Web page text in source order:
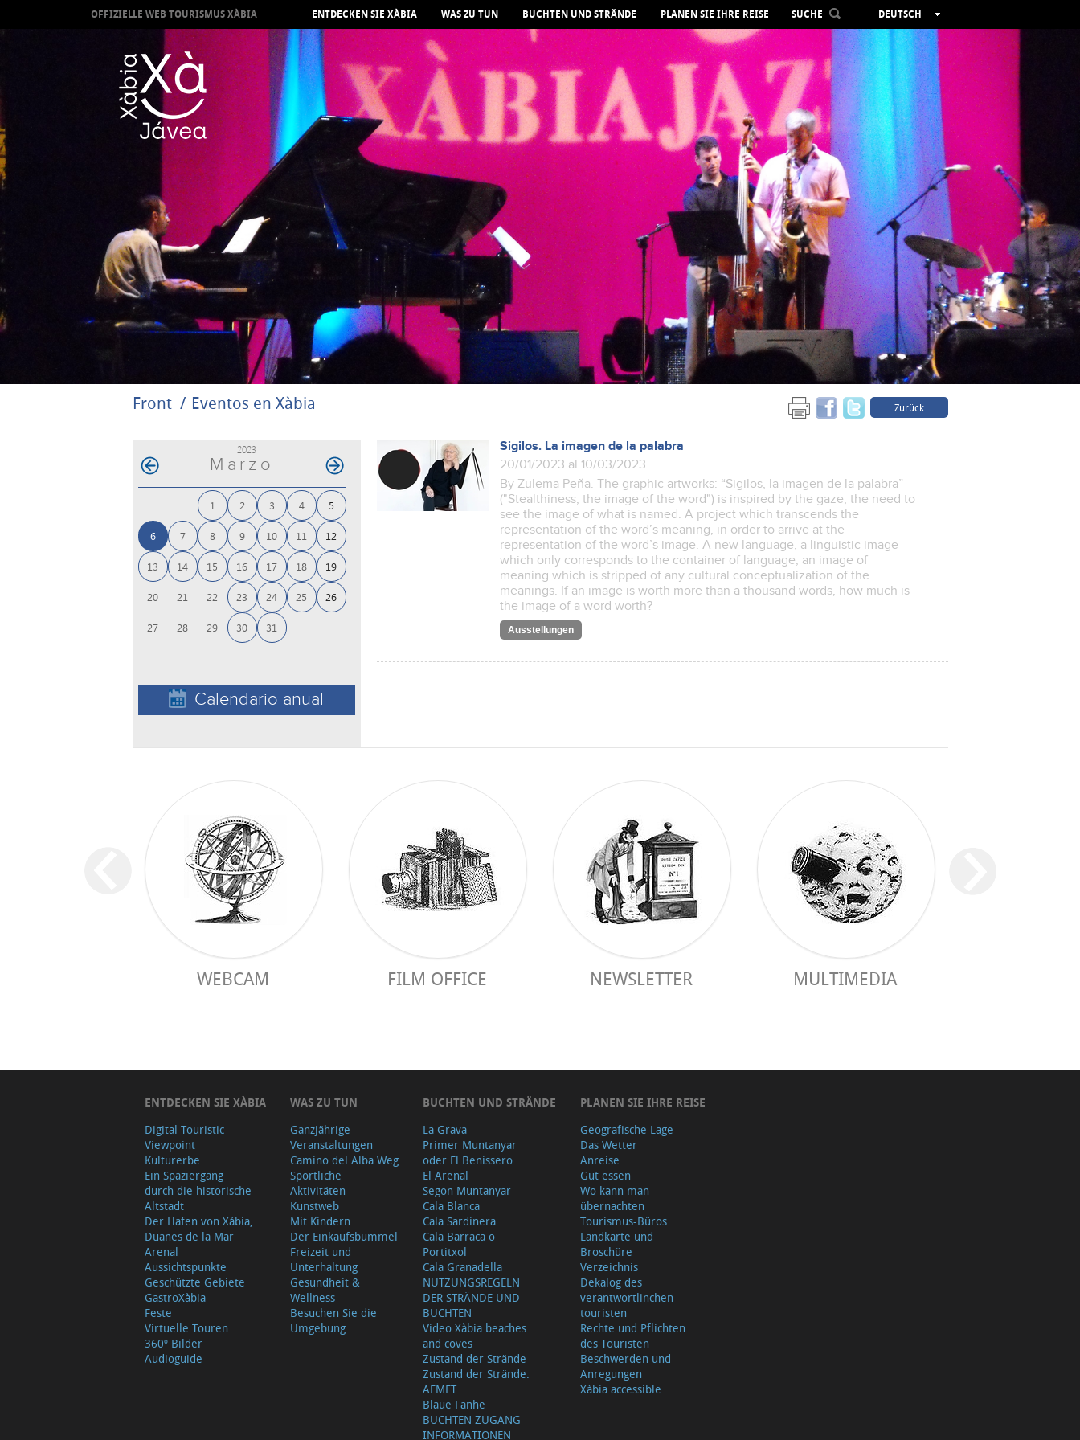
OFFIZIELLE WEB TOURISMUS XÀBIA ENTDECKEN SIE XÀBIA WAS ZU TUN BUCHTEN UND STRÄNDE PLANEN SIE IHRE REISE SUCHE
DEUTSCH
ESPAÑOL
VALENCIÀ
ENGLISH
FRANÇAIS
РУССКИЙ
Front Eventos en Xàbia Zurück
2023
Marzo
1 2 3 4 5
6 7 8 9 10 11 12
13 14 15 16 17 18 19
20 21 22 23 24 25 26
27 28 29 30 31
Calendario anual
Sigilos. La imagen de la palabra
20/01/2023 al 10/03/2023
By Zulema Peña. The graphic artworks: “Sigilos, la imagen de la palabra”
("Stealthiness, the image of the word") is inspired by the gaze, the need to
see the image of what is named. A project which transcends the
representation of the word’s meaning, in order to arrive at the
representation of the word’s image. A new language, a linguistic image
which only corresponds to the container of language, an image of
meaning which is stripped of any cultural conceptualization of the
meanings. If an image is worth more than a thousand words, how much is
the image of a word worth?
Ausstellungen
WEBCAM FILM OFFICE NEWSLETTER MULTIMEDIA
ENTDECKEN SIE XÀBIA
Digital Touristic
Viewpoint
Kulturerbe
Ein Spaziergang
durch die historische
Altstadt
Der Hafen von Xábia,
Duanes de la Mar
Arenal
Aussichtspunkte
Geschützte Gebiete
GastroXàbia
Feste
Virtuelle Touren
360º Bilder
Audioguide
WAS ZU TUN
Ganzjährige
Veranstaltungen
Camino del Alba Weg
Sportliche
Aktivitäten
Kunstweb
Mit Kindern
Der Einkaufsbummel
Freizeit und
Unterhaltung
Gesundheit &
Wellness
Besuchen Sie die
Umgebung
BUCHTEN UND STRÄNDE
La Grava
Primer Muntanyar
oder El Benissero
El Arenal
Segon Muntanyar
Cala Blanca
Cala Sardinera
Cala Barraca o
Portitxol
Cala Granadella
NUTZUNGSREGELN
DER STRÄNDE UND
BUCHTEN
Video Xàbia beaches
and coves
Zustand der Strände
Zustand der Strände.
AEMET
Blaue Fanhe
BUCHTEN ZUGANG
INFORMATIONEN
PLANEN SIE IHRE REISE
Geografische Lage
Das Wetter
Anreise
Gut essen
Wo kann man
übernachten
Tourismus-Büros
Landkarte und
Broschüre
Verzeichnis
Dekalog des
verantwortlinchen
touristen
Rechte und Pflichten
des Touristen
Beschwerden und
Anregungen
Xàbia accessible